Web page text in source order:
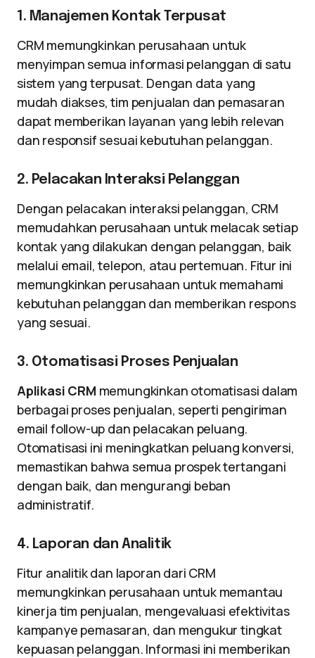
1. Manajemen Kontak Terpusat
CRM memungkinkan perusahaan untuk
menyimpan semua informasi pelanggan di satu
sistem yang terpusat. Dengan data yang
mudah diakses, tim penjualan dan pemasaran
dapat memberikan layanan yang lebih relevan
dan responsif sesuai kebutuhan pelanggan.
2. Pelacakan Interaksi Pelanggan
Dengan pelacakan interaksi pelanggan, CRM
memudahkan perusahaan untuk melacak setiap
kontak yang dilakukan dengan pelanggan, baik
melalui email, telepon, atau pertemuan. Fitur ini
memungkinkan perusahaan untuk memahami
kebutuhan pelanggan dan memberikan respons
yang sesuai.
3. Otomatisasi Proses Penjualan
Aplikasi CRM memungkinkan otomatisasi dalam
berbagai proses penjualan, seperti pengiriman
email follow-up dan pelacakan peluang.
Otomatisasi ini meningkatkan peluang konversi,
memastikan bahwa semua prospek tertangani
dengan baik, dan mengurangi beban
administratif.
4. Laporan dan Analitik
Fitur analitik dan laporan dari CRM
memungkinkan perusahaan untuk memantau
kinerja tim penjualan, mengevaluasi efektivitas
kampanye pemasaran, dan mengukur tingkat
kepuasan pelanggan. Informasi ini memberikan